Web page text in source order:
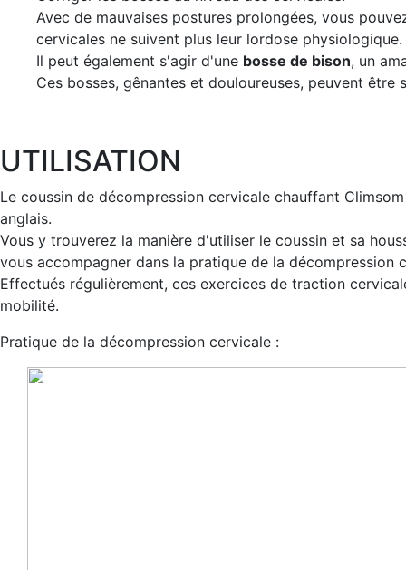
Avec de mauvaises postures prolongées, vous
cervicales ne suivent plus leur lordose physiologique.
Il peut également s'agir d'une bosse de bison, un
Ces bosses, gênantes et douloureuses, peuvent
UTILISATION
Le coussin de décompression cervicale chauffant
anglais.
Vous y trouverez la manière d'utiliser le coussin et sa
vous accompagner dans la pratique de la décompression
Effectués régulièrement, ces exercices de traction
mobilité.
Pratique de la décompression cervicale :